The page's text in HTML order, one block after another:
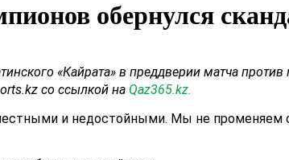
обернулся
«Кайрата» в преддверии матча против
со ссылкой на Qaz365.kz.
и недостойными. Мы не